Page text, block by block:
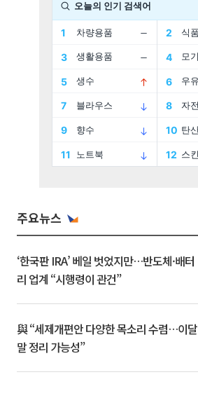
주요뉴스
‘한국판 IRA’ 베일 벗었지만…반도체·배터
리 업계 “시행령이 관건”
與 “세제개편안 다양한 목소리 수렴…이달
말 정리 가능성”